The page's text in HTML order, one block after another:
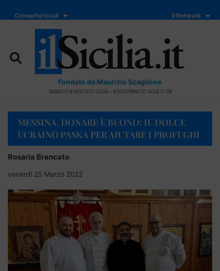
Cronache locali Il Network
Fondato da Maurizio Scaglione
SABATO 8 AGOSTO 2026 - AGGIORNATO ALLE 17:58
MESSINA, DONARE È BUONO: IL DOLCE
UCRAINO PASKA PER AIUTARE I PROFUGHI
Rosaria Brancato
venerdì 25 Marzo 2022